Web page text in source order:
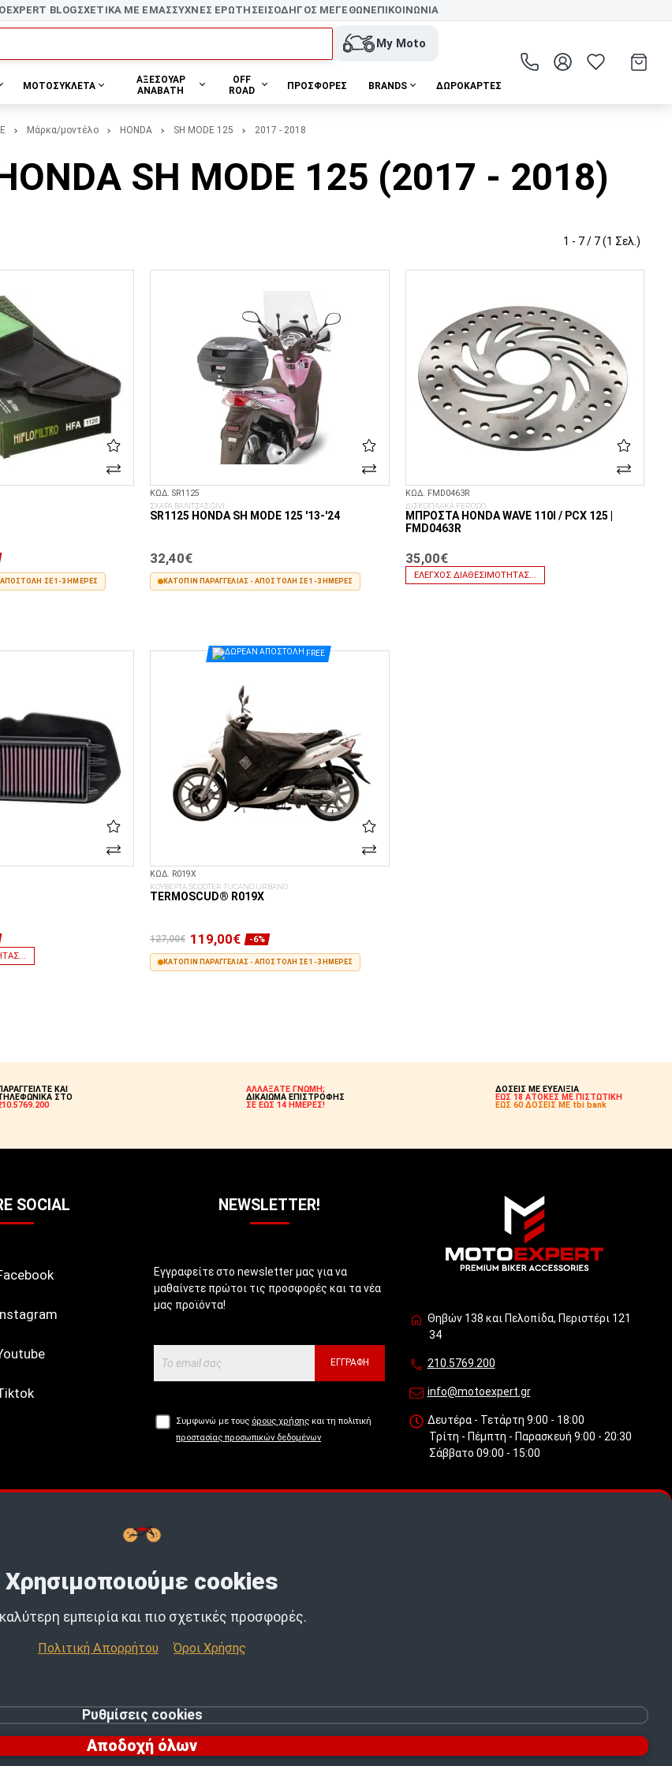
BLOGΣΧΕΤΙΚΑ ΜΕ ΕΜΑΣΣΥΧΝΕΣ ΕΡΩΤΗΣΕΙΣΟΔΗΓΟΣ ΜΕΓΕΘΩΝΕΠΙΚΟΙΝΩΝΙΑ
My Moto
ΜΟΤΟΣΥΚΛΕΤΑ
ΑΞΕΣΟΥΑΡ
ΑΝΑΒΑΤΗ
OFF
ROAD
ΠΡΟΣΦΟΡΕΣ BRANDS ΔΩΡΟΚΆΡΤΕΣ
Μάρκα/μοντέλο HONDA SH MODE 125 2017 - 2018
SH MODE 125 (2017 - 2018)
1 - 7 / 7 (1 Σελ.)
ΣΕ 1-3 ΗΜΈΡΕΣ
ΚΩΔ. SR1125
ΣΧΑΡΑ ΒΑΛΙΤΣΑΣ GIVI
SR1125 HONDA SH MODE 125 '13-'24
32,40€
ΚΑΤΌΠΙΝ ΠΑΡΑΓΓΕΛΊΑΣ - ΑΠΟΣΤΟΛΉ ΣΕ 1-3 ΗΜΈΡΕΣ
ΚΩΔ. FMD0463R
ΔΙΣΚΟΠΛΑΚΑ FERODO
ΜΠΡΟΣΤΆ HONDA WAVE 110I / PCX 125 |
FMD0463R
35,00€
ΈΛΕΓΧΟΣ ΔΙΑΘΕΣΙΜΌΤΗΤΑΣ...
FREE
ΚΩΔ. R019X
ΚΟΥΒΕΡΤΑ SCOOTER TUCANO URBANO
TERMOSCUD® R019X
127,00€ 119,00€ -6%
ΚΑΤΌΠΙΝ ΠΑΡΑΓΓΕΛΊΑΣ - ΑΠΟΣΤΟΛΉ ΣΕ 1-3 ΗΜΈΡΕΣ
ΚΑΙ
ΣΤΟ
ΑΛΛΑΞΑΤΕ ΓΝΩΜΗ;
ΔΙΚΑΙΩΜΑ ΕΠΙΣΤΡΟΦΗΣ
ΣΕ ΕΩΣ 14 ΗΜΕΡΕΣ!
ΔΟΣΕΙΣ ΜΕ ΕΥΕΛΙΞΙΑ
ΕΩΣ 18 ΑΤΟΚΕΣ ΜΕ ΠΙΣΤΩΤΙΚΗ
ΕΩΣ 60 ΔΟΣΕΙΣ ΜΕ tbi bank
SOCIAL NEWSLETTER!
Εγγραφείτε στο newsletter μας για να
μαθαίνετε πρώτοι τις προσφορές και τα νέα
μας προϊόντα!
ΕΓΓΡΑΦΉ
Συμφωνώ με τους όρους χρήσης και τη πολιτική
προστασίας προσωπικών δεδομένων
Θηβών 138 και Πελοπίδα, Περιστέρι 121
34
210.5769.200
info@motoexpert.gr
Δευτέρα - Τετάρτη 9:00 - 18:00
Τρίτη - Πέμπτη - Παρασκευή 9:00 - 20:30
Σάββατο 09:00 - 15:00
Buy now, Pay later με
© 2026 MotoExpert | All rights reserved.
Χρησιμοποιούμε cookies
καλύτερη εμπειρία και πιο σχετικές προσφορές.
Πολιτική Απορρήτου Όροι Χρήσης
Ρυθμίσεις cookies
Αποδοχή όλων